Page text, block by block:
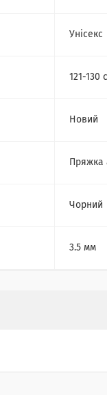
Унісекс
121-130
Новий
Пряжка
Чорний
3.5 мм